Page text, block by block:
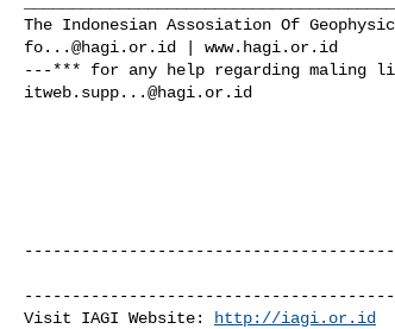
fo...@hagi.or.id
| www.hagi.or.id
itweb.supp...@hagi.or.id
Visit IAGI Website:
http://iagi.or.id